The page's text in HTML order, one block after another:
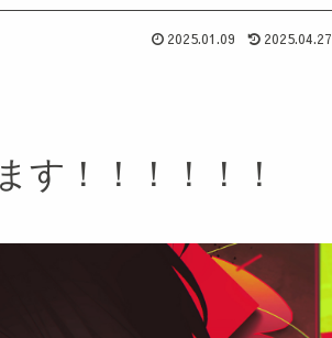
2025.01.09 2025.04.27
す！！！！！！